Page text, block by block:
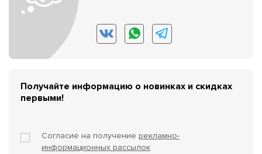
Получайте информацию о новинках и скидках
первыми!
Согласие на получение рекламно-
информационных рассылок